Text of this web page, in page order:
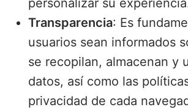
Transparencia: Es
usuarios sean informados
se recopilan, almacenan y
datos, así como las
privacidad de cada